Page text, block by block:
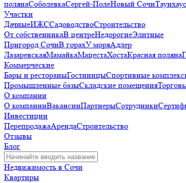
полянаСоболевкаСергей-ПолеНовый Сочи
Участки
ДачныеИЖССадоводствоСтроительство
От собственникаВ центреНедорогиеЭлитные
Пригород СочиВ горахУ моряАдлер
ЛазаревскаяМамайкаМацестаХостаКрасная поляна
Коммерческие
Бары и рестораныГостиницыСпортивные
Промышленные базыСкладские помещения
О компании
О компанииВакансииПартнерыСотрудники
Инвестиции
ПерепродажаАрендаСтроительство
Отзывы
Блог
Недвижимость в Сочи
Квартиры